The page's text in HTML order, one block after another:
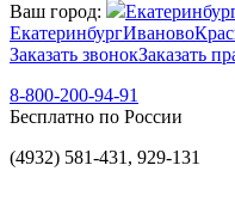
Ваш город:
ЕкатеринбургИваново
Заказать звонокЗаказать
8-800-200-94-91
Бесплатно по России
(4932) 581-431, 929-131